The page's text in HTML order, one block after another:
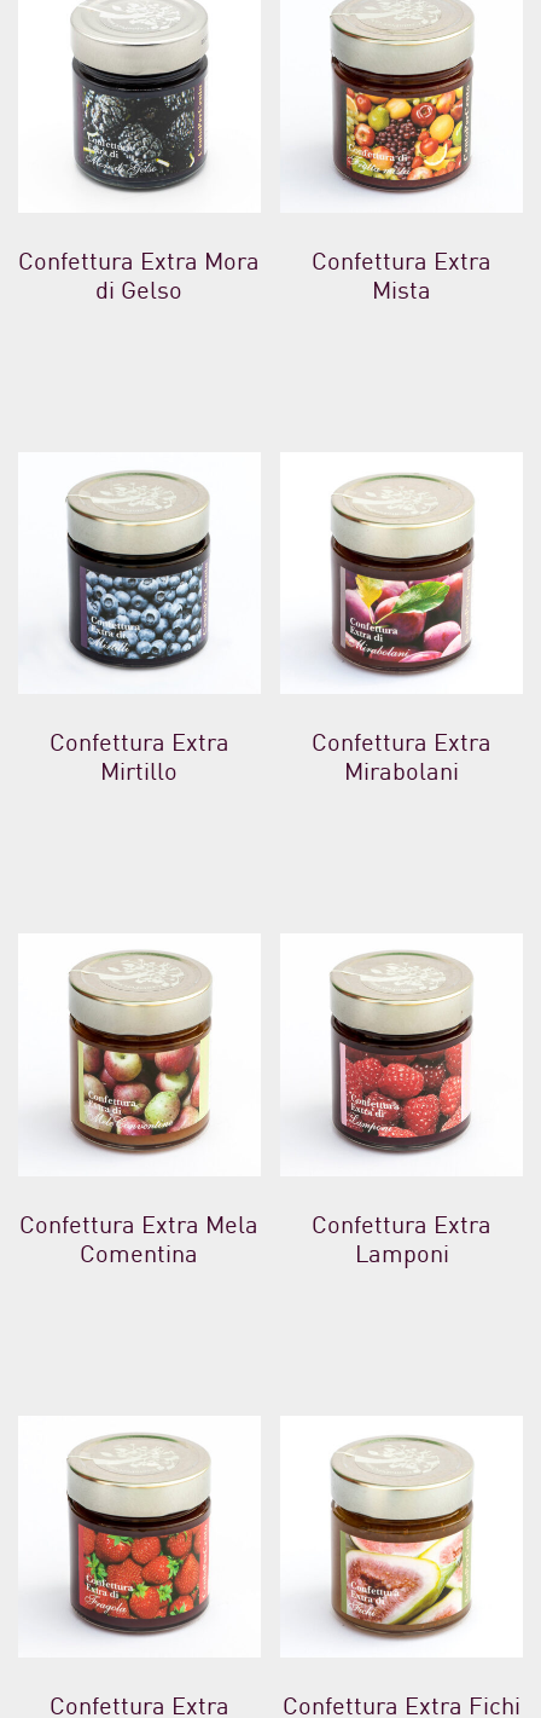
Confettura Extra Mora
di Gelso
Confettura Extra
Mista
Confettura Extra
Mirtillo
Confettura Extra
Mirabolani
Confettura Extra Mela
Comentina
Confettura Extra
Lamponi
Confettura Extra
Confettura Extra Fichi